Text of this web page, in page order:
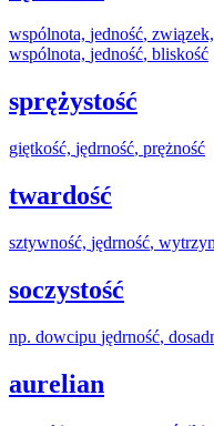
wspólnota, jedność,
wspólnota, jedność, bliskość
sprężystość
giętkość, jędrność, prężność
twardość
sztywność, jędrność,
soczystość
np. dowcipu jędrność,
aurelian